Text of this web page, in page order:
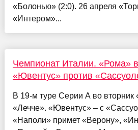
«Болонью» (2:0). 26 апреля
«Интером»...
Чемпионат Италии. «Рома» в
«Ювентус» против
В 19-м туре Серии А во вторник
«Лечче». «Ювентус» – с
«Наполи» примет «Верону»,